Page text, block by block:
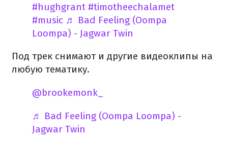
#hughgrant #timotheechalamet
#music ♬ Bad Feeling (Oompa
Loompa) - Jagwar Twin
Под трек снимают и другие видеоклипы на
любую тематику.
@brookemonk_
♬ Bad Feeling (Oompa Loompa) -
Jagwar Twin